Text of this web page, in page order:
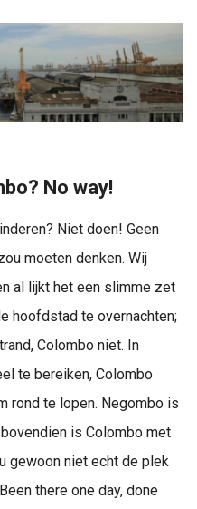
No way!
Niet doen! Geen
moeten denken. Wij
al lijkt het een slimme zet
hoofdstad te overnachten;
Colombo niet. In
te bereiken, Colombo
rond te lopen. Negombo is
is Colombo met
gewoon niet echt de plek
there one day, done